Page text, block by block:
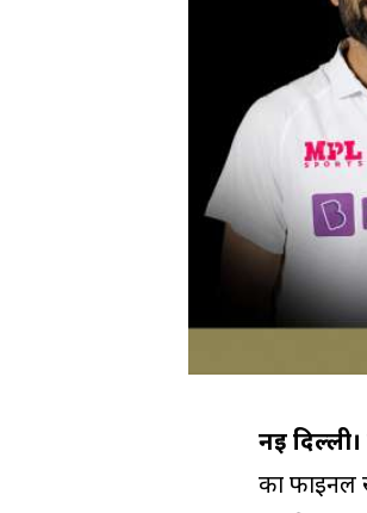
नई दिल्ली।
का फाइनल